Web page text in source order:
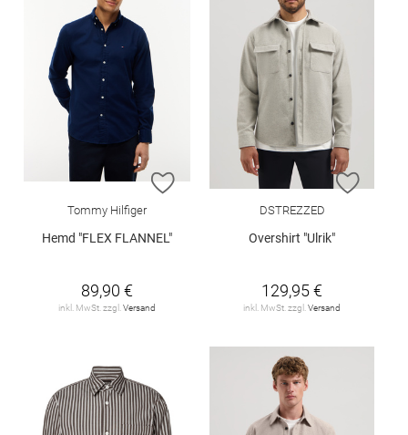
ZUR WUNSCHLISTE HINZUFÜGEN
Tommy Hilfiger
Hemd "FLEX FLANNEL"
89,90 €
inkl. MwSt. zzgl.Versand
ZUR
DSTREZZED
Overshirt "Ulrik"
129,95 €
inkl. MwSt. zzgl.Versand